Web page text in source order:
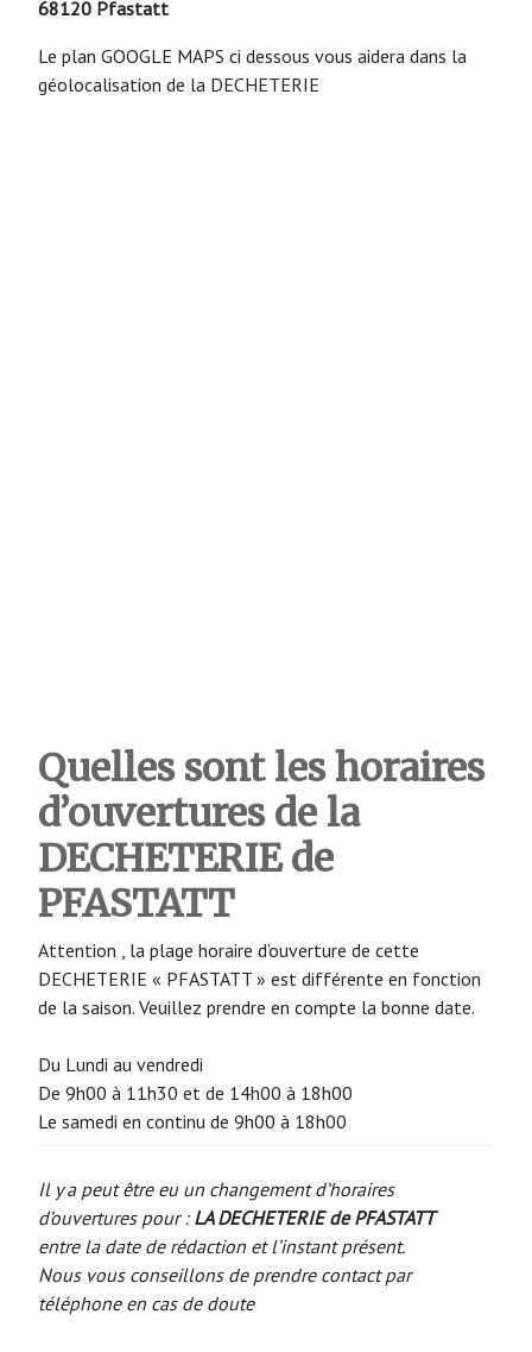
68120 Pfastatt
Le plan GOOGLE MAPS ci dessous vous aidera dans la
géolocalisation de la DECHETERIE
Quelles sont les horaires
d’ouvertures de la
DECHETERIE de
PFASTATT
Attention , la plage horaire d’ouverture de cette
DECHETERIE « PFASTATT » est différente en fonction
de la saison. Veuillez prendre en compte la bonne date.
Du Lundi au vendredi
De 9h00 à 11h30 et de 14h00 à 18h00
Le samedi en continu de 9h00 à 18h00
Il y a peut être eu un changement d’horaires
d’ouvertures pour : LA DECHETERIE de PFASTATT
entre la date de rédaction et l’instant présent.
Nous vous conseillons de prendre contact par
téléphone en cas de doute